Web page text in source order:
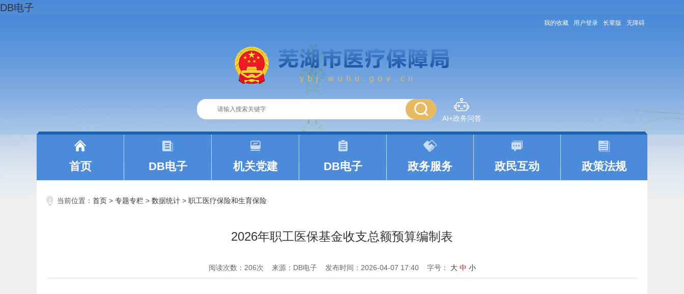
DB电子
我的收藏 用户登录 长辈版 无障碍
AI+政务问答
首页 DB电子 机关党建 DB电子 政务服务 政民互动 政策法规
当前位置： 首页 > 专题专栏 > 数据统计 > 职工医疗保险和生育保险
2026年职工医保基金收支总额预算编制表
阅读次数： 206次 来源：DB电子 发布时间：2026-04-07 17:40 字号： 大 中 小